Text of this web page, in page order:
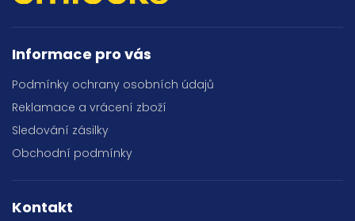
Informace pro vás
Podmínky ochrany osobních údajů
Reklamace a vrácení zboží
Sledování zásilky
Obchodní podmínky
Kontakt